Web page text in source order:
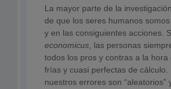
La mayor parte de la
de que los seres humanos
y en las consiguientes acciones.
economicus , las personas
todos los pros y contras a la
frías y cuasi perfectas de
nuestros errores son